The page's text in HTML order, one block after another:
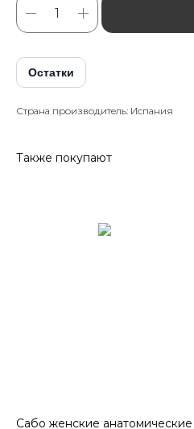
Остатки
Страна производитель: Испания
Также покупают
Сабо женские анатомические